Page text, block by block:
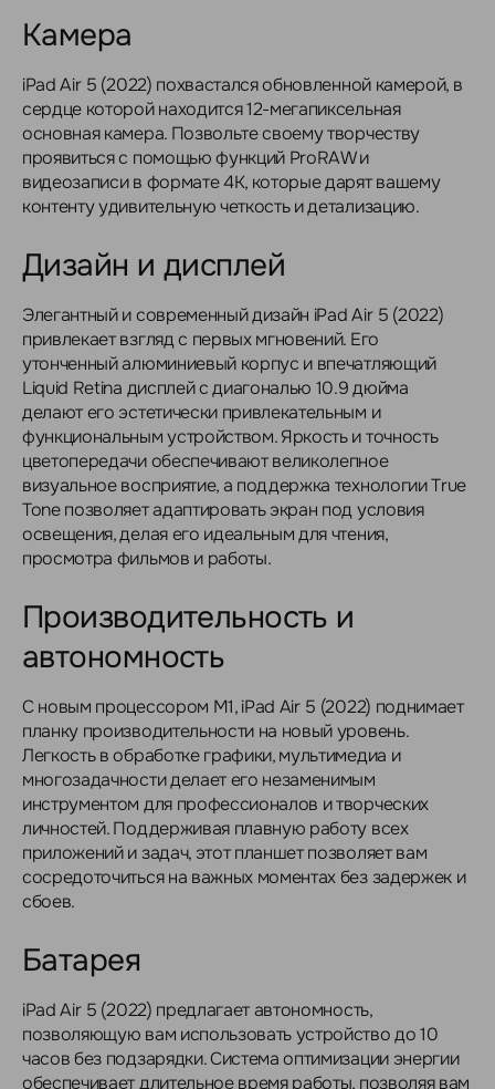
Камера
iPad Air 5 (2022) похвастался обновленной камерой, в
сердце которой находится 12-мегапиксельная
основная камера. Позвольте своему творчеству
проявиться с помощью функций ProRAW и
видеозаписи в формате 4K, которые дарят вашему
контенту удивительную четкость и детализацию.
Дизайн и дисплей
Элегантный и современный дизайн iPad Air 5 (2022)
привлекает взгляд с первых мгновений. Его
утонченный алюминиевый корпус и впечатляющий
Liquid Retina дисплей с диагональю 10.9 дюйма
делают его эстетически привлекательным и
функциональным устройством. Яркость и точность
цветопередачи обеспечивают великолепное
визуальное восприятие, а поддержка технологии True
Tone позволяет адаптировать экран под условия
освещения, делая его идеальным для чтения,
просмотра фильмов и работы.
Производительность и
автономность
С новым процессором M1, iPad Air 5 (2022) поднимает
планку производительности на новый уровень.
Легкость в обработке графики, мультимедиа и
многозадачности делает его незаменимым
инструментом для профессионалов и творческих
личностей. Поддерживая плавную работу всех
приложений и задач, этот планшет позволяет вам
сосредоточиться на важных моментах без задержек и
сбоев.
Батарея
iPad Air 5 (2022) предлагает автономность,
позволяющую вам использовать устройство до 10
часов без подзарядки. Система оптимизации энергии
обеспечивает длительное время работы, позволяя вам